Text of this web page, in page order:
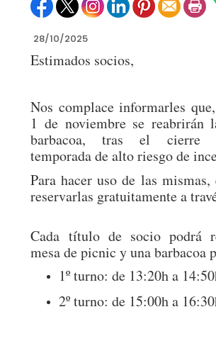
28/10/2025
Estimados socios,
Nos complace informarles
1 de noviembre se reabrirán
barbacoa, tras el cierre
temporada de alto riesgo de
Para hacer uso de las mismas,
reservarlas gratuitamente a
Cada título de socio podrá
mesa de picnic y una barbacoa
1º turno: de 13:20h a
2º turno: de 15:00h a